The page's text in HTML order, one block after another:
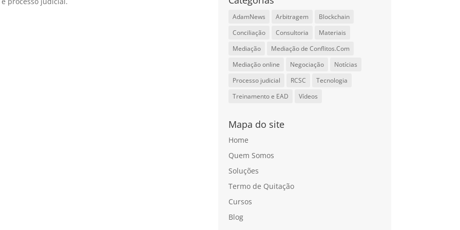
AdamNews Arbitragem
Blockchain
Conciliação
Consultoria
Materiais
Mediação
Mediação de Conflitos.Com
Mediação online
Negociação
Notícias
Processo judicial
RCSC
Tecnologia
Treinamento e EAD
Vídeos
Mapa do site
Home
Quem Somos
Soluções
Termo de Quitação
Cursos
Blog